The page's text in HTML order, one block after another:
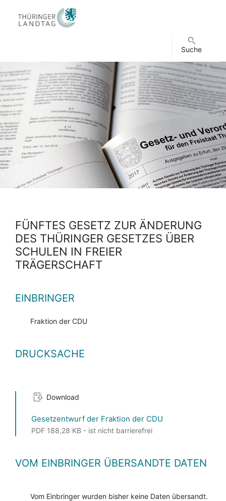
Suche
FÜNFTES GESETZ ZUR ÄNDERUNG
DES THÜRINGER GESETZES ÜBER
SCHULEN IN FREIER
TRÄGERSCHAFT
EINBRINGER
Fraktion der CDU
DRUCKSACHE
Download
Gesetzentwurf der Fraktion der CDU
PDF 188,28 KB - ist nicht barrierefrei
VOM EINBRINGER ÜBERSANDTE DATEN
Vom Einbringer wurden bisher keine Daten übersandt.